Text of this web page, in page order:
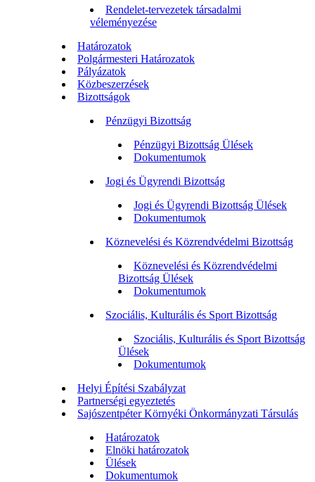
Rendelet-tervezetek társadalmi
véleményezése
Határozatok
Polgármesteri Határozatok
Pályázatok
Közbeszerzések
Bizottságok
Pénzügyi Bizottság
Pénzügyi Bizottság Ülések
Dokumentumok
Jogi és Ügyrendi Bizottság
Jogi és Ügyrendi Bizottság Ülések
Dokumentumok
Köznevelési és Közrendvédelmi Bizottság
Köznevelési és Közrendvédelmi
Bizottság Ülések
Dokumentumok
Szociális, Kulturális és Sport Bizottság
Szociális, Kulturális és Sport Bizottság
Ülések
Dokumentumok
Helyi Építési Szabályzat
Partnerségi egyeztetés
Sajószentpéter Környéki Önkormányzati Társulás
Határozatok
Elnöki határozatok
Ülések
Dokumentumok